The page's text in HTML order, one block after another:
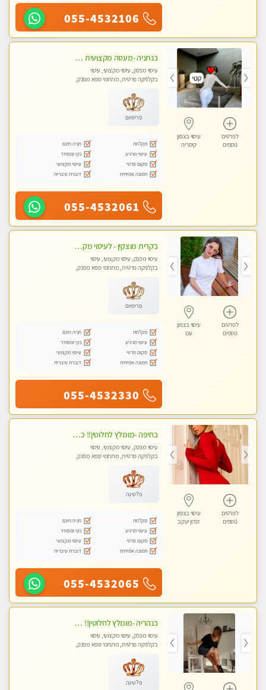
055-4532106
לפרטים
נוספים
עיסוי בצפון
קיסריה
בנתניה -מעסה מקצועית איכותית עיסוי מפנק ברמה אחרת !!!
עיסוי מפנק, עיסוי מקצועי, עיסוי
בקלניקה פרטית, מתחמי ספא מפנק,
פרימיום
מקלחת
חניה חינם
עיסוי מרגיע
נקי ומסודר
מקום פרטי
עיסוי מקצועי
תמונה אמיתית
דוברת עיברית
055-4532061
לפרטים
נוספים
עיסוי בצפון
עכו
בקרית מוצקין - לעיסוי מקצועי ואיכותי מומלץ מאוד!! מעסה פרטית בוא ותבין מזה עיסוי … ❤️ ללא מין !!
עיסוי מפנק, עיסוי מקצועי, עיסוי
בקלניקה פרטית, מתחמי ספא מפנק,
פרימיום
מקלחת
חניה חינם
עיסוי מרגיע
נקי ומסודר
מקום פרטי
עיסוי מקצועי
תמונה אמיתית
דוברת עיברית
055-4532330
לפרטים
נוספים
עיסוי בצפון
זכרון יעקב
בחיפה -מומלץ לחלוטין!! כל סוגי העיסויים מעסה מקצועית ואיכותית פרטי!!!
עיסוי מפנק, עיסוי מקצועי, עיסוי
בקלניקה פרטית, מתחמי ספא מפנק,
טנטרה
פלטינה
מקלחת
חניה חינם
עיסוי מרגיע
נקי ומסודר
מקום פרטי
עיסוי מקצועי
תמונה אמיתית
דוברת עיברית
055-4532065
בנהריה -מומלץ לחלוטין!! מעסה יפה איכותית מקצועית ומפנקת מאוד פרטי מומלץ בחום
עיסוי מפנק, עיסוי מקצועי, עיסוי
בקלניקה פרטית, מתחמי ספא מפנק,
פלטינה